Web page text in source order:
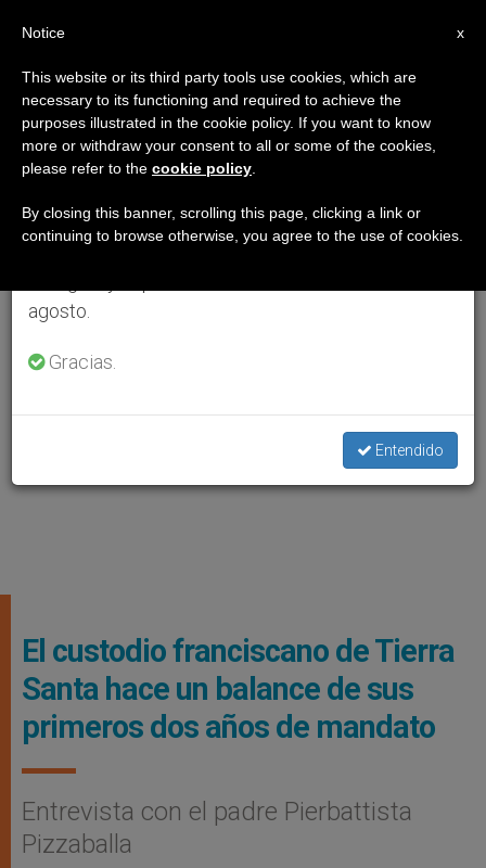
El custodio franciscano de Tierra
Santa hace un balance de sus
primeros dos años de mandato
Entrevista con el padre Pierbattista
Pizzaballa
×
Aviso importante
Del 27 de julio al 7 de agosto haremos la pausa
anual, aprovechando que en el periodo de verano
se generan menos informaciones y también el
agosto.
Gracias.
Entendido
x
Notice
This website or its third party tools use cookies, which are
necessary to its functioning and required to achieve the
purposes illustrated in the cookie policy. If you want to know
more or withdraw your consent to all or some of the cookies,
please refer to the cookie policy
By closing this banner, scrolling this page, clicking a link or
continuing to browse otherwise, you agree to the use of cookies.